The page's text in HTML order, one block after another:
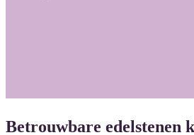
Betrouwbare edelstenen